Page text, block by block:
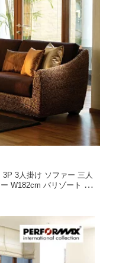
3人掛け ソファー 三人
W182cm バリゾート ホテ
モダン ハワイアン PER